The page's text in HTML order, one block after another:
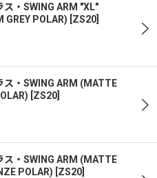
ス・SWING ARM "XL"
GREY POLAR) [ZS20]
ス・SWING ARM (MATTE
[ZS20]
ス・SWING ARM (MATTE
POLAR) [ZS20]